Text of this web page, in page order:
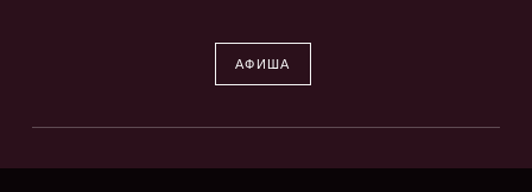
АФИША